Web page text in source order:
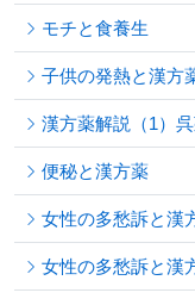
モチと食養生
子供の発熱と漢方
漢方薬解説（1）
便秘と漢方薬
女性の多愁訴と漢
女性の多愁訴と漢